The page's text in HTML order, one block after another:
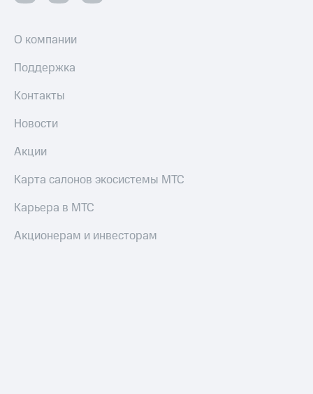
Умный
Планшеты
Акции
скидки
О компании
Поддержка
Контакты
Новости
Акции
Карта салонов экосистемы МТС
Карьера в МТС
Акционерам и инвесторам